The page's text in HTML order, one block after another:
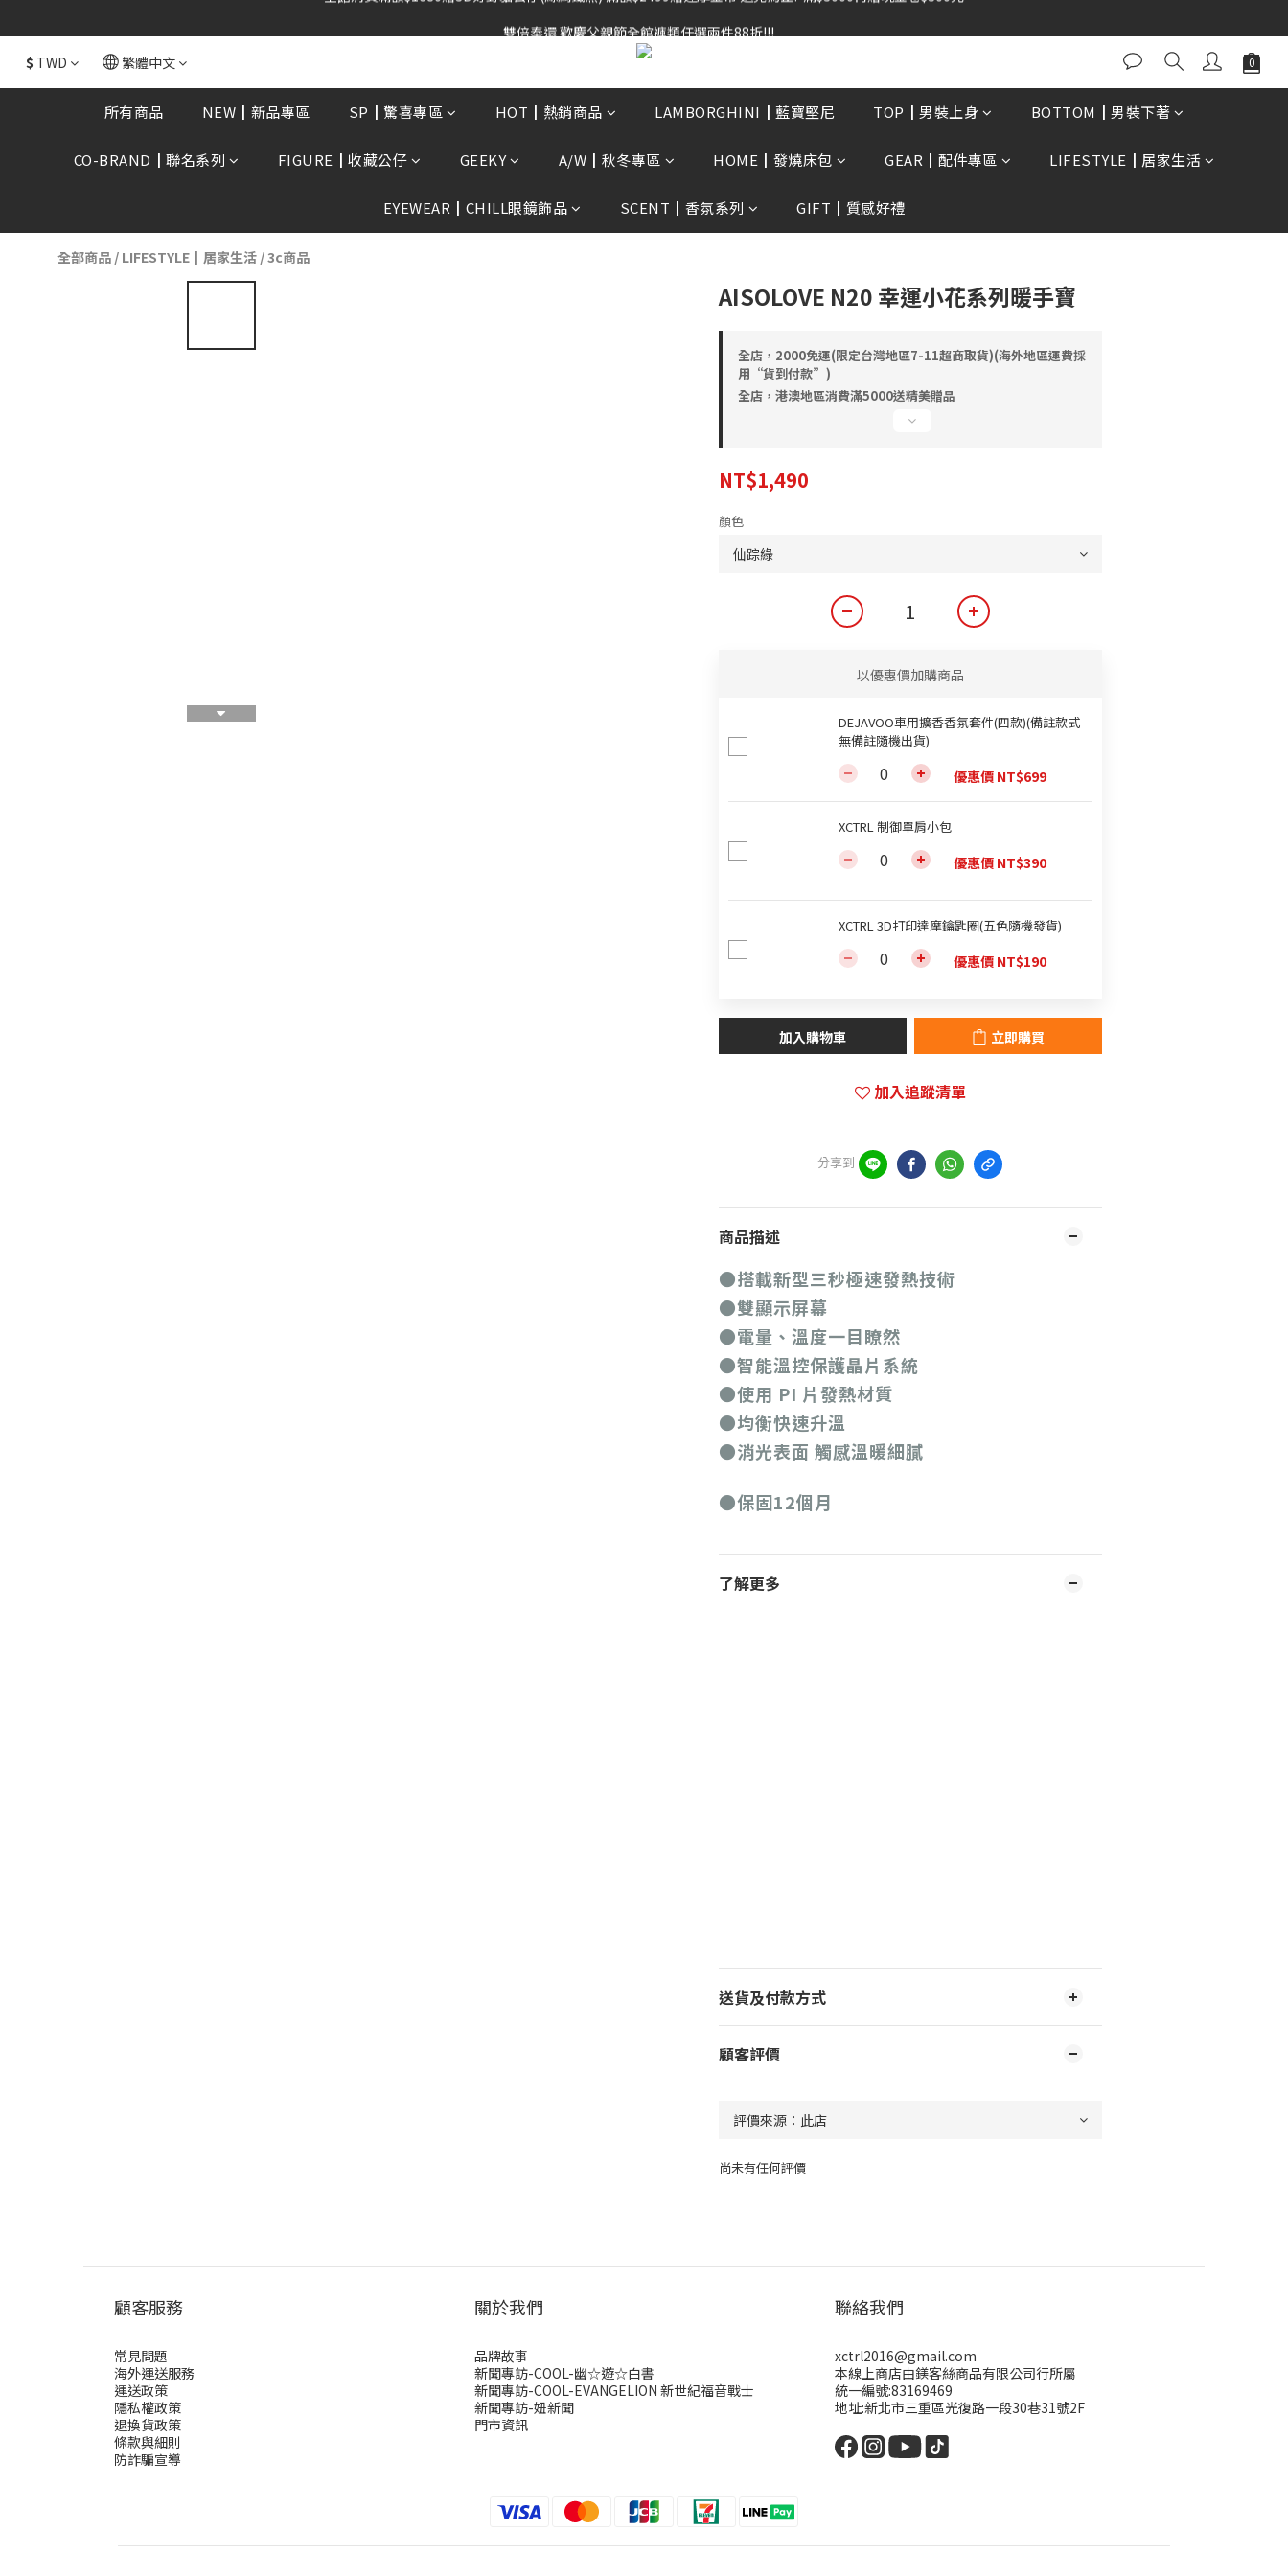
全館消費滿額$1680贈3D好野貓公仔(絲綢鐵黑) 滿額$2499贈達摩金幣 送完為止!  滿$3000再贈現金卷$300元
雙倍奉還 歡慶父親節全館褲類任選兩件88折!!!
$ TWD 繁體中文
所有商品 NEW┃新品專區 SP┃驚喜專區 HOT┃熱銷商品 LAMBORGHINI┃藍寶堅尼 TOP┃男裝上身 BOTTOM┃男裝下著
CO-BRAND┃聯名系列 FIGURE┃收藏公仔 GEEKY A/W┃秋冬專區 HOME┃發燒床包 GEAR┃配件專區 LIFESTYLE┃居家生活
EYEWEAR┃CHILL眼鏡飾品 SCENT┃香氛系列 GIFT┃質感好禮
全部商品 / LIFESTYLE┃居家生活 /3c商品
AISOLOVE N20 幸運小花系列暖手寶
全店，2000免運(限定台灣地區7-11超商取貨)(海外地區運費採
用“貨到付款”)
全店，港澳地區消費滿5000送精美贈品
NT$1,490
顏色
以優惠價加購商品
DEJAVOO車用擴香香氛套件(四款)(備註款式
無備註隨機出貨)
優惠價 NT$699
XCTRL 制御單肩小包
優惠價 NT$390
XCTRL 3D打印達摩鑰匙圈(五色隨機發貨)
優惠價 NT$190
加入購物車 立即購買
加入追蹤清單
分享到
商品描述
●搭載新型三秒極速發熱技術
●雙顯示屏幕
●電量、溫度一目瞭然
●智能溫控保護晶片系統
●使用 PI 片發熱材質
●均衡快速升溫
●消光表面 觸感溫暖細膩
●保固12個月
了解更多
送貨及付款方式
顧客評價
尚未有任何評價
立即購買
顧客服務
常見問題
海外運送服務
運送政策
隱私權政策
退換貨政策
條款與細則
防詐騙宣導
關於我們
品牌故事
新聞專訪-COOL-幽☆遊☆白書
新聞專訪-COOL-EVANGELION 新世紀福音戰士
新聞專訪-妞新聞
門市資訊
聯絡我們
xctrl2016@gmail.com
本線上商店由鎂客絲商品有限公司行所屬
統一編號:83169469
地址:新北市三重區光復路一段30巷31號2F